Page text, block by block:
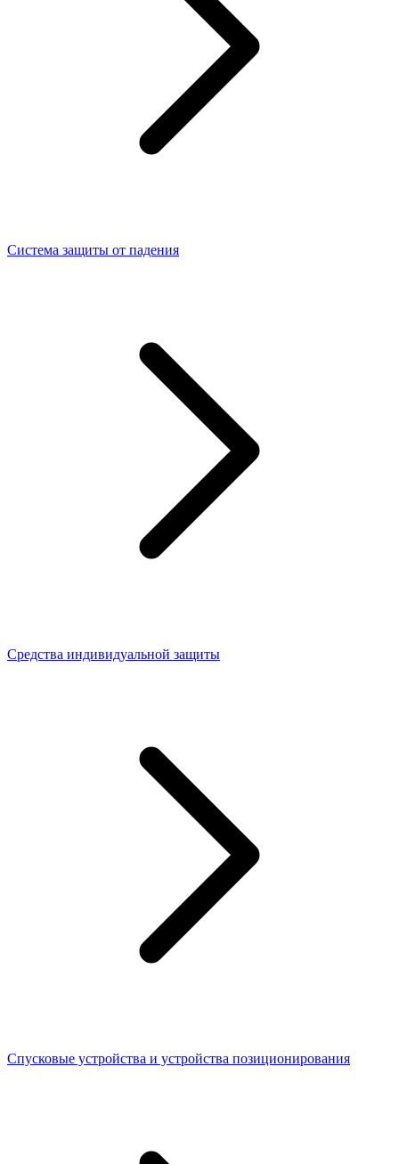
Система защиты от падения
Средства индивидуальной защиты
Спусковые устройства и устройства позиционирования